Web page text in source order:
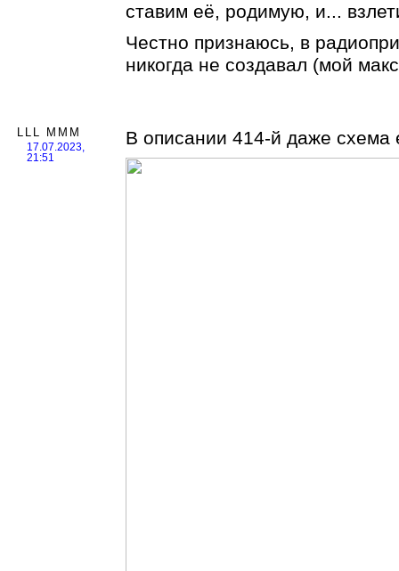
ставим её, родимую, и...
Честно признаюсь, в
никогда не создавал (мой
LLL MMM
17.07.2023,
21:51
В описании 414-й даже схема